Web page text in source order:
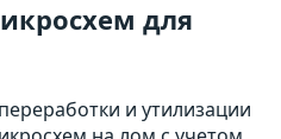
для
и утилизации